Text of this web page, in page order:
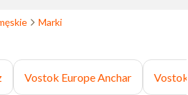
Marki
Vostok Europe Anchar